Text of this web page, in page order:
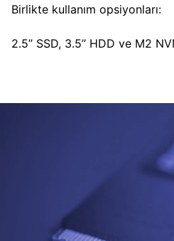
Birlikte kullanım opsiyonları:
2.5’’ SSD, 3.5’’ HDD ve M2